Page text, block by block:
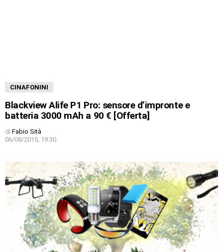
CINAFONINI
Blackview Alife P1 Pro: sensore d’impronte e
batteria 3000 mAh a 90 € [Offerta]
di Fabio Sità
06/08/2015, 19:30